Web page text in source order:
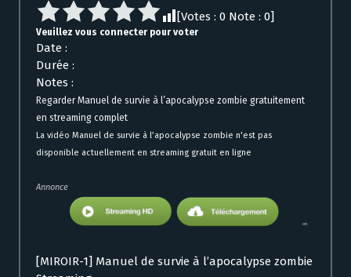
[Votes : 0 Note : 0]
Veuillez vous connecter pour voter
Date :
Durée :
Notes :
Regarder Manuel de survie à l’apocalypse zombie gratuitement
en streaming complet
La vidéo Manuel de survie à l’apocalypse zombie n'est pas
disponible actuellement en streaming gratuit en ligne
Annonce
[MIROIR-1] Manuel de survie à l’apocalypse zombie